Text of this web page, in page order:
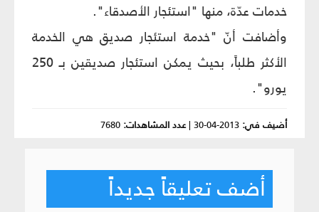
خدمات عدّة، منها "استئجار الأصدقاء".
وأضافت أنّ "خدمة استئجار صديق هي الخدمة
الأكثر طلباً، بحيث يمكن استئجار صديقين بـ 250
يورو".
أضيف في: 2013-04-30
|عدد المشاهدات: 7680
أضف تعليقاً جديداً